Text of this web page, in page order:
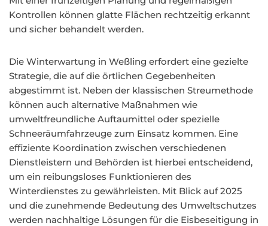
Kontrollen können glatte Flächen rechtzeitig erkannt
und sicher behandelt werden.
Die Winterwartung in Weßling erfordert eine gezielte
Strategie, die auf die örtlichen Gegebenheiten
abgestimmt ist. Neben der klassischen Streumethode
können auch alternative Maßnahmen wie
umweltfreundliche Auftaumittel oder spezielle
Schneeräumfahrzeuge zum Einsatz kommen. Eine
effiziente Koordination zwischen verschiedenen
Dienstleistern und Behörden ist hierbei entscheidend,
um ein reibungsloses Funktionieren des
Winterdienstes zu gewährleisten. Mit Blick auf 2025
und die zunehmende Bedeutung des Umweltschutzes
werden nachhaltige Lösungen für die Eisbeseitigung in